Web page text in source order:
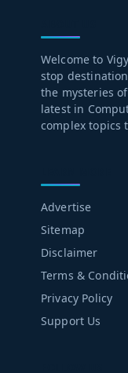
Welcome to
stop
the mysteries
latest in
complex topics
Advertise
Sitemap
Disclaimer
Terms &
Privacy Policy
Support Us